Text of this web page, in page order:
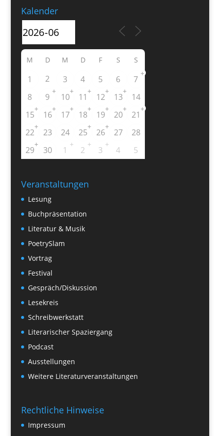
Kalender
M D M D F S S
1 2 3 4 5 6 7
+
8 9
+
10
+
11
+
12
+
13
+
14
15
+
16
+
17
+
18
+
19
+
20
+
21
+
22
+
23 24 25
+
26
+
27
28
29
+
30 1
+
2
+
3
+
4 5
Veranstaltungen
Lesung
Buchpräsentation
Literatur & Musik
PoetrySlam
Vortrag
Festival
Gespräch/Diskussion
Lesekreis
Schreibwerkstatt
Literarischer Spaziergang
Podcast
Ausstellungen
Weitere Literaturveranstaltungen
Rechtliche Hinweise
Impressum